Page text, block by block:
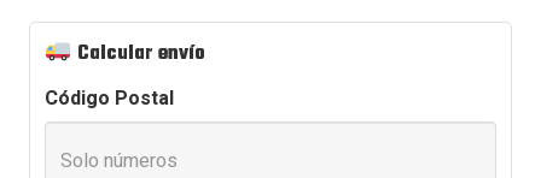
Calcular envío
Código Postal